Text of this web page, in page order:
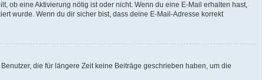
ob eine Aktivierung nötig ist oder nicht. Wenn du eine E-Mail erhalten hast,
wurde. Wenn du dir sicher bist, dass deine E-Mail-Adresse korrekt
die für längere Zeit keine Beiträge geschrieben haben, um die